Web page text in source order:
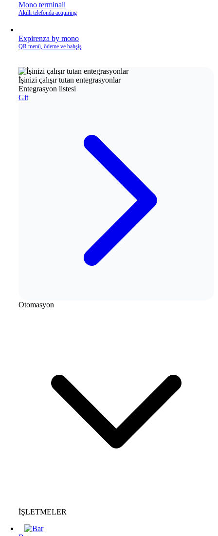
Mono terminali
Akıllı telefonda acquiring
Expirenza by mono
QR menü, ödeme ve bahşiş
İşinizi çalışır tutan entegrasyonlar
Entegrasyon listesi
Git
Otomasyon
İŞLETMELER